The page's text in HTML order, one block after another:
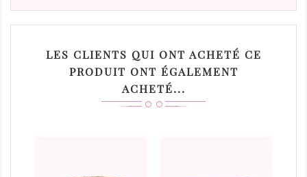
LES CLIENTS QUI ONT ACHETÉ CE
PRODUIT ONT ÉGALEMENT
ACHETÉ...